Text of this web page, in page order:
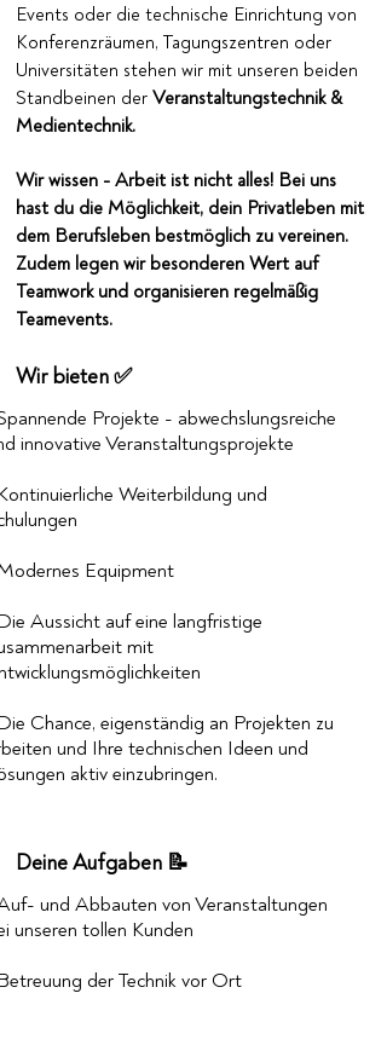
Events oder die technische Einrichtung von
Konferenzräumen, Tagungszentren oder
Universitäten stehen wir mit unseren beiden
Standbeinen der Veranstaltungstechnik &
Medientechnik.
Wir wissen - Arbeit ist nicht alles! Bei uns
hast du die Möglichkeit, dein Privatleben mit
dem Berufsleben bestmöglich zu vereinen.
Zudem legen wir besonderen Wert auf
Teamwork und organisieren regelmäßig
Teamevents.
Wir bieten ✅
Projekte - abwechslungsreiche
innovative Veranstaltungsprojekte
Weiterbildung und
Equipment
Aussicht auf eine langfristige
mit
Chance, eigenständig an Projekten zu
und Ihre technischen Ideen und
aktiv einzubringen.
Deine Aufgaben 📝
und Abbauten von Veranstaltungen
unseren tollen Kunden
der Technik vor Ort